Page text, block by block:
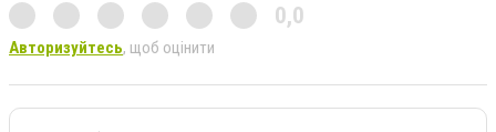
0,0
Авторизуйтесь, щоб оцінити